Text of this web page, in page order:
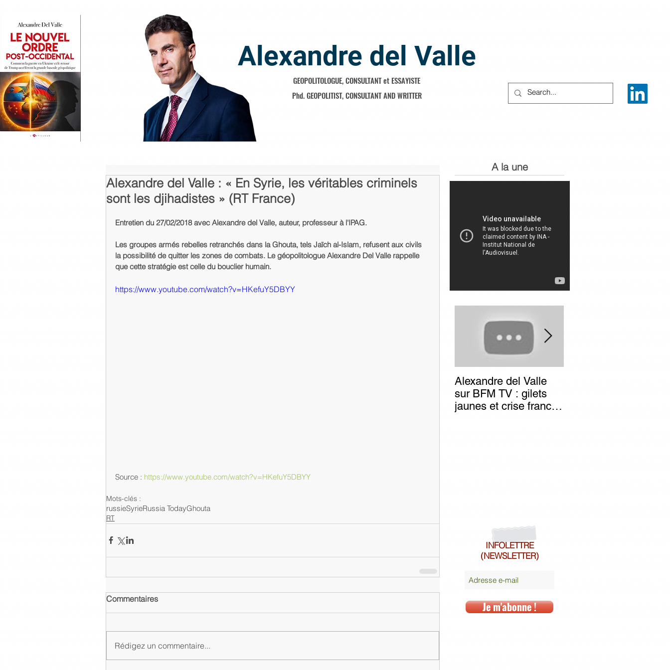
Alexandre del Valle
GEOPOLITOLOGUE, CONSULTANT et ESSAYISTE
Phd. GEOPOLITIST, CONSULTANT AND WRITTER
Alexandre del Valle : « En Syrie, les véritables criminels
sont les djihadistes » (RT France)
Entretien du 27/02/2018 avec Alexandre del Valle, auteur, professeur à l'IPAG.
Les groupes armés rebelles retranchés dans la Ghouta, tels Jaïch al-Islam, refusent aux civils
la possibilité de quitter les zones de combats. Le géopolitologue Alexandre Del Valle rappelle
que cette stratégie est celle du bouclier humain.
https://www.youtube.com/watch?v=HKefuY5DBYY
Source : https://www.youtube.com/watch?v=HKefuY5DBYY
Mots-clés :
russieSyrieRussia TodayGhouta
RT
Commentaires
Rédigez un commentaire...
A la une
Alexandre del Valle
sur BFM TV : gilets
jaunes et crise franco-
INFOLETTRE
(NEWSLETTER)
Je m'abonne !